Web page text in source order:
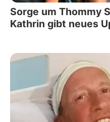
Sorge um Thommy
Kathrin gibt neues